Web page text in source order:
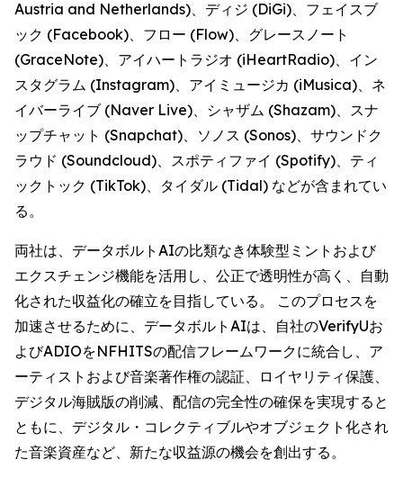
Austria and Netherlands)、ディジ (DiGi)、フェイスブ
ック (Facebook)、フロー (Flow)、グレースノート
(GraceNote)、アイハートラジオ (iHeartRadio)、イン
スタグラム (Instagram)、アイミュージカ (iMusica)、ネ
イバーライブ (Naver Live)、シャザム (Shazam)、スナ
ップチャット (Snapchat)、ソノス (Sonos)、サウンドク
ラウド (Soundcloud)、スポティファイ (Spotify)、ティ
ックトック (TikTok)、タイダル (Tidal) などが含まれてい
る。
両社は、データボルトAIの比類なき体験型ミントおよび
エクスチェンジ機能を活用し、公正で透明性が高く、自動
化された収益化の確立を目指している。 このプロセスを
加速させるために、データボルトAIは、自社のVerifyUお
よびADIOをNFHITSの配信フレームワークに統合し、ア
ーティストおよび音楽著作権の認証、ロイヤリティ保護、
デジタル海賊版の削減、配信の完全性の確保を実現すると
ともに、デジタル・コレクティブルやオブジェクト化され
た音楽資産など、新たな収益源の機会を創出する。